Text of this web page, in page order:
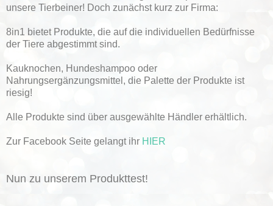
unsere Tierbeiner! Doch zunächst kurz zur Firma:
8in1 bietet Produkte, die auf die individuellen Bedürfnisse
der Tiere abgestimmt sind.
Kauknochen, Hundeshampoo oder
Nahrungsergänzungsmittel, die Palette der Produkte ist
riesig!
Alle Produkte sind über ausgewählte Händler erhältlich.
Zur Facebook Seite gelangt ihr HIER
Nun zu unserem Produkttest!